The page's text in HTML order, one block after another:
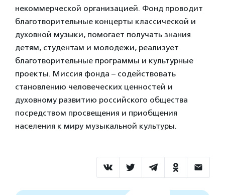
некоммерческой организацией. Фонд проводит
благотворительные концерты классической и
духовной музыки, помогает получать знания
детям, студентам и молодежи, реализует
благотворительные программы и культурные
проекты. Миссия фонда – содействовать
становлению человеческих ценностей и
духовному развитию российского общества
посредством просвещения и приобщения
населения к миру музыкальной культуры.